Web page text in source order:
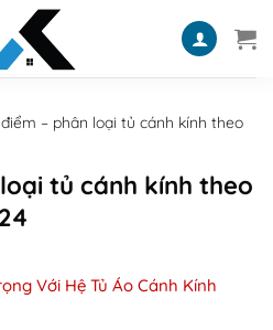
– phân loại tủ cánh kính theo
tủ cánh kính theo
Với Hệ Tủ Áo Cánh Kính